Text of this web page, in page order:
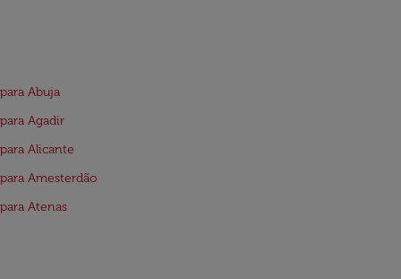
Abuja
Agadir
Alicante
Amesterdão
Atenas